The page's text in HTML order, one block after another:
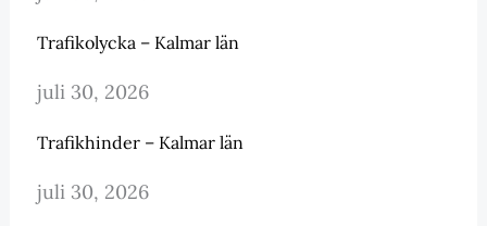
Trafikolycka – Kalmar län
juli 30, 2026
Trafikhinder – Kalmar län
juli 30, 2026